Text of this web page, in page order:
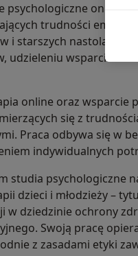
psychologiczne online
trudności
i starszych nastolatków.
udzieleniu wsparcia
online oraz wsparcie
się z
Praca odbywa się w
indywidualnych
studia psychologiczne
dzieci i młodzieży –
w dziedzinie ochrony
Swoją pracę
z zasadami etyki